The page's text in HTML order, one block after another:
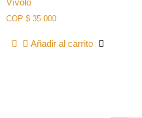
Vívolo
COP $ 35.000
Añadir al carrito